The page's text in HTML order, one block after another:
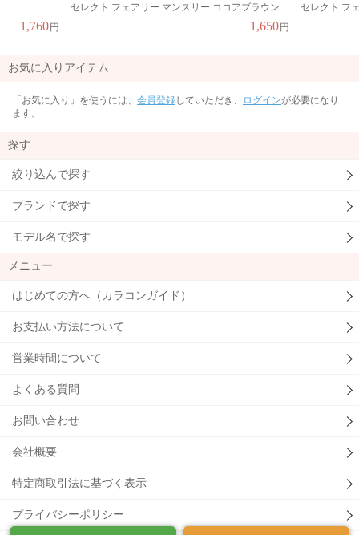
1,760円
セレクト フェアリー マンスリー ココアブラウン
1,650円
セレクト フ
お気に入りアイテム
「お気に入り」を使うには、 会員登録していただき、 ログインが必要になり
ます。
探す
絞り込んで探す
ブランドで探す
モデル名で探す
メニュー
はじめての方へ（カラコンガイド）
お支払い方法について
営業時間について
よくある質問
お問い合わせ
会社概要
特定商取引法に基づく表示
プライバシーポリシー